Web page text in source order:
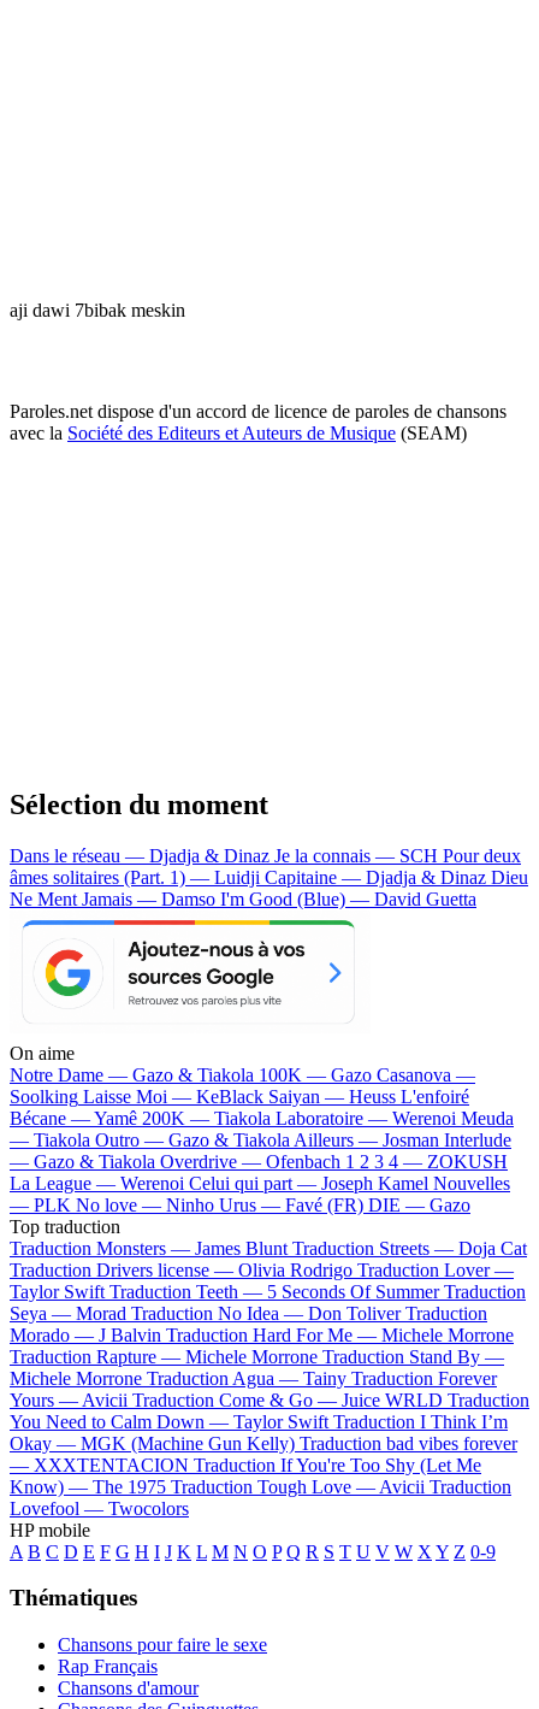
aji dawi 7bibak meskin
Paroles.net dispose d'un accord de licence de paroles de chansons
avec la Société des Editeurs et Auteurs de Musique (SEAM)
Sélection du moment
Dans le réseau — Djadja & Dinaz Je la connais — SCH Pour deux
âmes solitaires (Part. 1) — Luidji Capitaine — Djadja & Dinaz Dieu
Ne Ment Jamais — Damso I'm Good (Blue) — David Guetta
On aime
Notre Dame — Gazo & Tiakola 100K — Gazo Casanova —
Soolking Laisse Moi — KeBlack Saiyan — Heuss L'enfoiré
Bécane —Yamê 200K — Tiakola Laboratoire — Werenoi Meuda
— Tiakola Outro — Gazo & Tiakola Ailleurs — Josman Interlude
— Gazo & Tiakola Overdrive — Ofenbach 1 2 3 4 — ZOKUSH
La League — Werenoi Celui qui part — Joseph Kamel Nouvelles
— PLK No love — Ninho Urus — Favé (FR) DIE — Gazo
Top traduction
Traduction Monsters — James Blunt Traduction Streets — Doja Cat
Traduction Drivers license — Olivia Rodrigo Traduction Lover —
Taylor Swift Traduction Teeth — 5 Seconds Of Summer Traduction
Seya — Morad Traduction No Idea — Don Toliver Traduction
Morado — J Balvin Traduction Hard For Me — Michele Morrone
Traduction Rapture — Michele Morrone Traduction Stand By —
Michele Morrone Traduction Agua — Tainy Traduction Forever
Yours — Avicii Traduction Come & Go — Juice WRLD Traduction
You Need to Calm Down — Taylor Swift Traduction I Think I’m
Okay — MGK (Machine Gun Kelly) Traduction bad vibes forever
— XXXTENTACION Traduction If You're Too Shy (Let Me
Know) — The 1975 Traduction Tough Love — Avicii Traduction
Lovefool — Twocolors
HP mobile
A B C D E F G H I J K L M N O P Q R S T U V W X Y Z 0-9
Thématiques
Chansons pour faire le sexe
Rap Français
Chansons d'amour